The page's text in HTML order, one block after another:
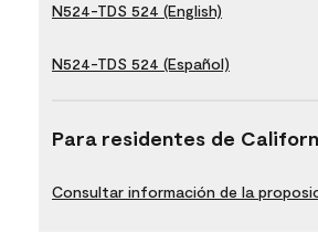
N524-TDS 524 (English)
N524-TDS 524 (Español)
Para residentes de
Consultar información de la